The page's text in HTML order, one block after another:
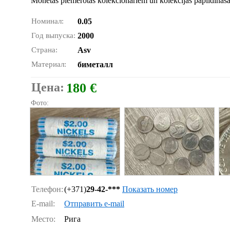
Номинал: 0.05
Год выпуска: 2000
Страна: Asv
Материал: биметалл
Цена: 180 €
Фото:
Телефон:(+371)29-42-*** Показать номер
E-mail:
Отправить e-mail
Место:
Рига